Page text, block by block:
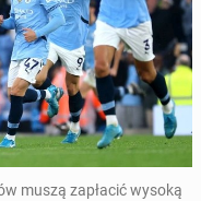
muszą zapłacić wysoką